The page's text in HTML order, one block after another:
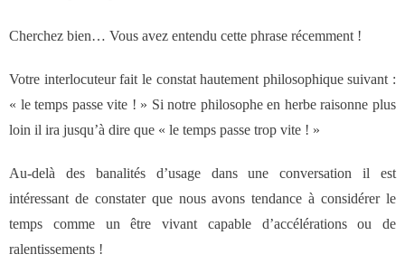
de vente
- Ingénierie des ressources humaines
des réseaux de vente
Formation
- Formations aux techniques de vente
Cherchez bien… Vous avez entendu cette phrase récemment !
Votre interlocuteur fait le constat hautement philosophique suivant :
« le temps passe vite ! » Si notre philosophe en herbe raisonne plus
loin il ira jusqu’à dire que « le temps passe trop vite ! »
Au-delà des banalités d’usage dans une conversation il est
intéressant de constater que nous avons tendance à considérer le
temps comme un être vivant capable d’accélérations ou de
ralentissements !